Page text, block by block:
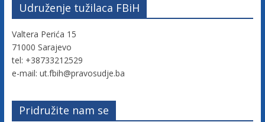
Udruženje tužilaca FBiH
Valtera Perića 15
71000 Sarajevo
tel: +38733212529
e-mail: ut.fbih@pravosudje.ba
Pridružite nam se